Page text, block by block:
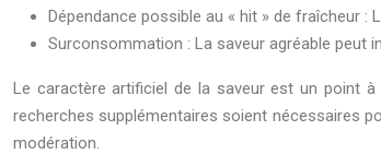
Dépendance possible au « hit » de fraîcheur
Surconsommation : La saveur agréable peut
Le caractère artificiel de la saveur est un point
recherches supplémentaires soient nécessaires
modération.